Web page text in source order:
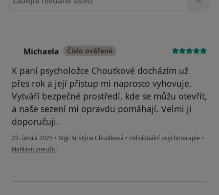
Michaela Číslo ověřené
K paní psycholožce Choutkové docházím už
přes rok a její přístup mi naprosto vyhovuje.
Vytváří bezpečné prostředí, kde se můžu otevřít,
a naše sezení mi opravdu pomáhají. Velmi ji
doporučuji.
22. února 2025 • Mgr. Kristýna Choutková • individuální psychoterapie •
podle názoru uživatele Michaela
Nahlásit zneužití